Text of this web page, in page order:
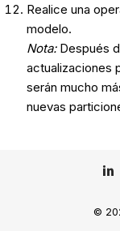
Realice una
modelo.
Nota:Después
actualizaciones
serán mucho
nuevas
©